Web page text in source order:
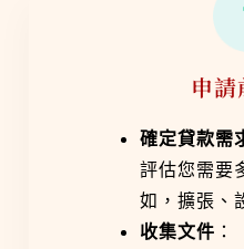
申
確定貸款需
評估您需要
如，擴張、
收集文件 ：